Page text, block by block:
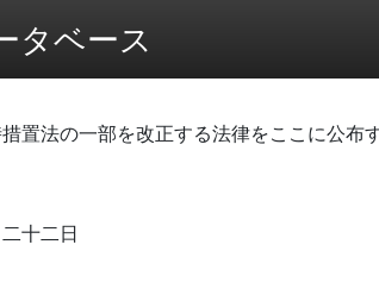
タベース
置法の一部を改正する法律をここに公布す
十二日